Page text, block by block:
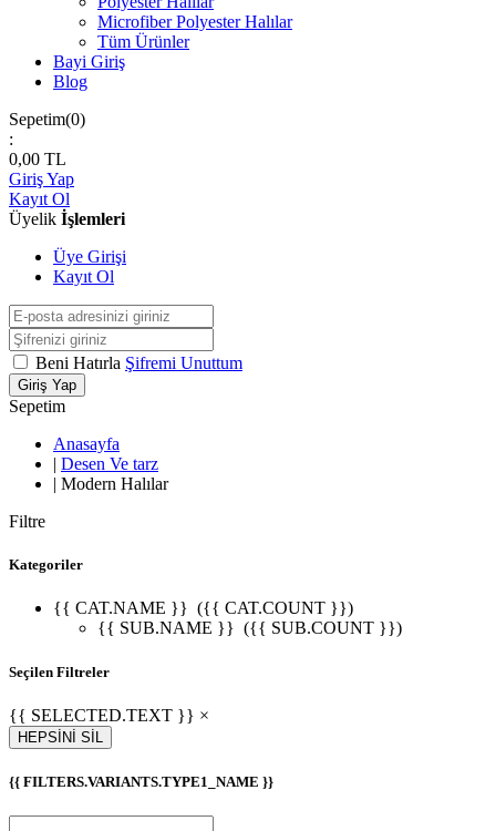
Microfiber Polyester Halılar
Tüm Ürünler
Bayi Giriş
Blog
Sepetim(0)
:
0,00 TL
Giriş Yap
Kayıt Ol
Üyelik İşlemleri
Üye Girişi
Kayıt Ol
Beni Hatırla Şifremi Unuttum
Giriş Yap
Sepetim
Anasayfa
| Desen Ve tarz
| Modern Halılar
Filtre
Kategoriler
{{ CAT.NAME }} ({{ CAT.COUNT }})
{{ SUB.NAME }} ({{ SUB.COUNT }})
Seçilen Filtreler
{{ SELECTED.TEXT }} ×
HEPSİNİ SİL
{{ FILTERS.VARIANTS.TYPE1_NAME }}